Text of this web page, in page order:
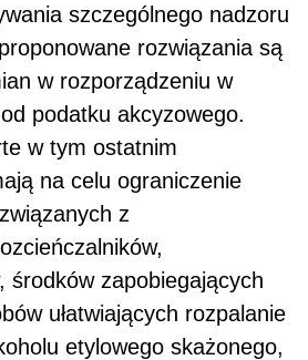
szczególnego nadzoru
rozwiązania są
w rozporządzeniu w
podatku akcyzowego.
w tym ostatnim
na celu ograniczenie
z
środków zapobiegających
ułatwiających rozpalanie
etylowego skażonego,